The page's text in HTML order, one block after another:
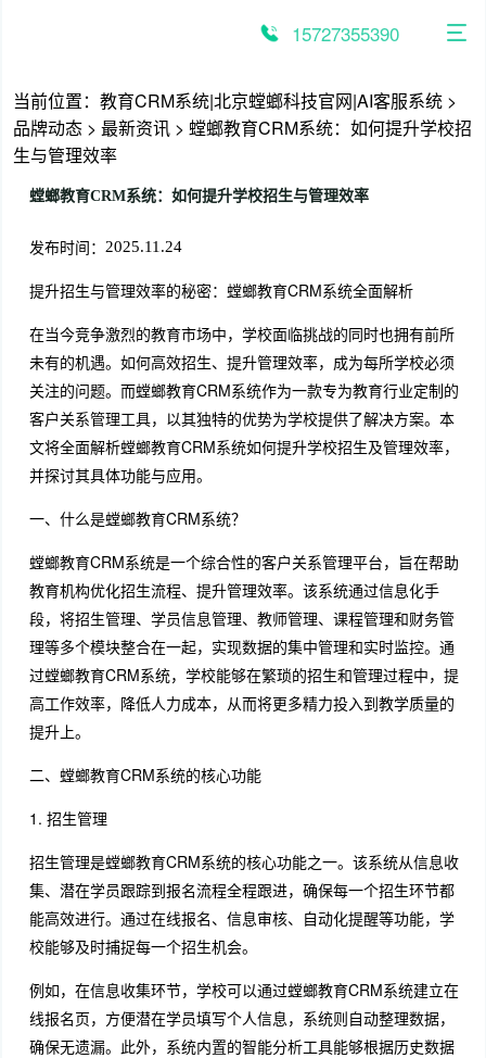
15727355390
当前位置： 教育CRM系统|北京螳螂科技官网|AI客服系统 >
品牌动态 > 最新资讯 > 螳螂教育CRM系统：如何提升学校招
生与管理效率
螳螂教育CRM系统：如何提升学校招生与管理效率
发布时间： 2025.11.24
提升招生与管理效率的秘密：螳螂教育CRM系统全面解析
在当今竞争激烈的教育市场中，学校面临挑战的同时也拥有前所
未有的机遇。如何高效招生、提升管理效率，成为每所学校必须
关注的问题。而螳螂教育CRM系统作为一款专为教育行业定制的
客户关系管理工具，以其独特的优势为学校提供了解决方案。本
文将全面解析螳螂教育CRM系统如何提升学校招生及管理效率，
并探讨其具体功能与应用。
一、什么是螳螂教育CRM系统？
螳螂教育CRM系统是一个综合性的客户关系管理平台，旨在帮助
教育机构优化招生流程、提升管理效率。该系统通过信息化手
段，将招生管理、学员信息管理、教师管理、课程管理和财务管
理等多个模块整合在一起，实现数据的集中管理和实时监控。通
过螳螂教育CRM系统，学校能够在繁琐的招生和管理过程中，提
高工作效率，降低人力成本，从而将更多精力投入到教学质量的
提升上。
二、螳螂教育CRM系统的核心功能
1. 招生管理
招生管理是螳螂教育CRM系统的核心功能之一。该系统从信息收
集、潜在学员跟踪到报名流程全程跟进，确保每一个招生环节都
能高效进行。通过在线报名、信息审核、自动化提醒等功能，学
校能够及时捕捉每一个招生机会。
例如，在信息收集环节，学校可以通过螳螂教育CRM系统建立在
线报名页，方便潜在学员填写个人信息，系统则自动整理数据，
确保无遗漏。此外，系统内置的智能分析工具能够根据历史数据